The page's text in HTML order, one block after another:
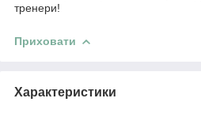
тренери!
Приховати
Характеристики